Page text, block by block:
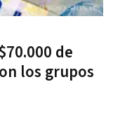
de
los grupos